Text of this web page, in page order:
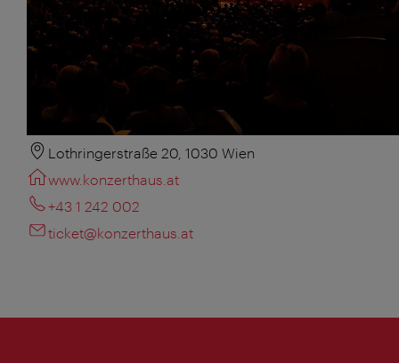
Lothringerstraße 20, 1030 Wien
www.konzerthaus.at
+43 1 242 002
ticket@konzerthaus.at